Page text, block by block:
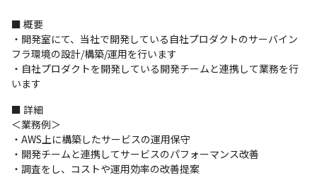
■ 概要
・開発室にて、当社で開発している自社プロダクトのサーバイン
フラ環境の設計/構築/運用を行います
・自社プロダクトを開発している開発チームと連携して業務を行
います
■ 詳細
＜業務例＞
・AWS上に構築したサービスの運用保守
・開発チームと連携してサービスのパフォーマンス改善
・調査をし、コストや運用効率の改善提案